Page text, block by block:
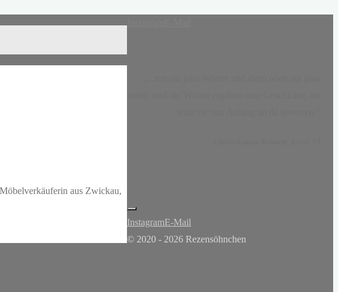
aus Zwickau,
InstagramE-Mail
© 2020 - 2026 Rezensöhnchen